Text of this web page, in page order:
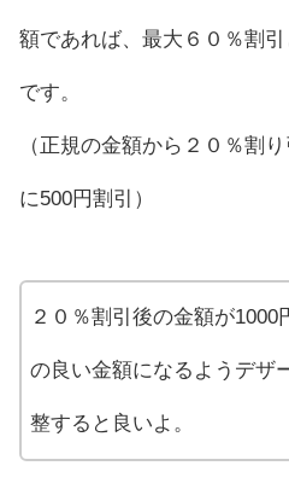
額であれば、最大６０％割
です。
（正規の金額から２０％割
に500円割引）
２０％割引後の金額が1000
の良い金額になるようデザ
整すると良いよ。